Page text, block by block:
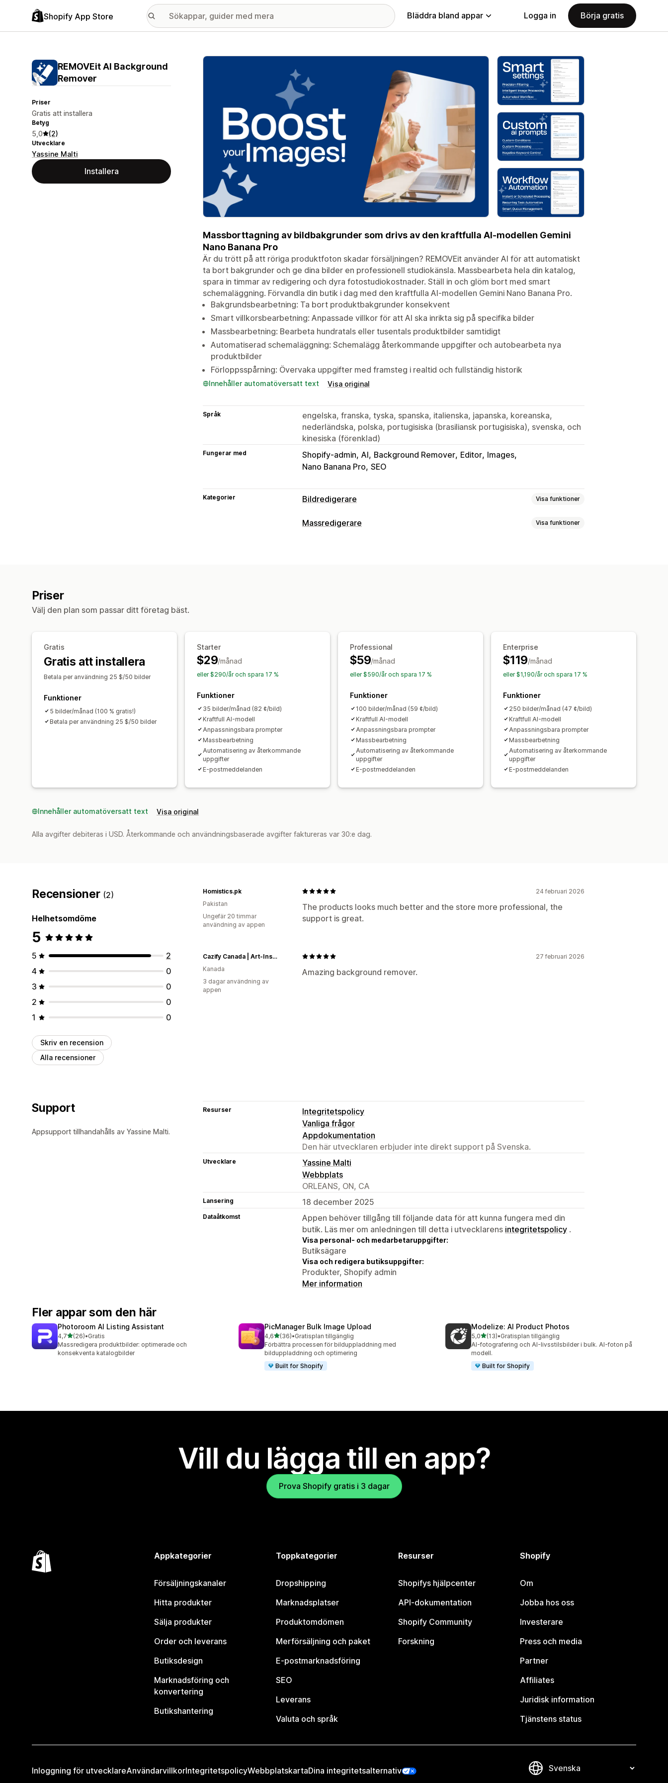
Shopify App Store Bläddra bland appar Logga in Börja gratis
REMOVEit AI Background
Remover
Priser
Gratis att installera
Betyg
5,0 (2)
Utvecklare
Yassine Malti
Installera
Galleri med utvalda bilder
Massborttagning av bildbakgrunder som drivs av den kraftfulla AI-modellen Gemini
Nano Banana Pro
Är du trött på att röriga produktfoton skadar försäljningen? REMOVEit använder AI för att automatiskt
ta bort bakgrunder och ge dina bilder en professionell studiokänsla. Massbearbeta hela din katalog,
spara in timmar av redigering och dyra fotostudiokostnader. Ställ in och glöm bort med smart
schemaläggning. Förvandla din butik i dag med den kraftfulla AI-modellen Gemini Nano Banana Pro.
Bakgrundsbearbetning: Ta bort produktbakgrunder konsekvent
Smart villkorsbearbetning: Anpassade villkor för att AI ska inrikta sig på specifika bilder
Massbearbetning: Bearbeta hundratals eller tusentals produktbilder samtidigt
Automatiserad schemaläggning: Schemalägg återkommande uppgifter och autobearbeta nya
produktbilder
Förloppsspårning: Övervaka uppgifter med framsteg i realtid och fullständig historik
Innehåller automatöversatt text Visa original
Språk
engelska, franska, tyska, spanska, italienska, japanska, koreanska,
nederländska, polska, portugisiska (brasiliansk portugisiska), svenska, och
kinesiska (förenklad)
Fungerar med Shopify-admin AI Background Remover Editor Images
Nano Banana Pro SEO
Kategorier Bildredigerare Visa funktioner
Bildoptimering
Massredigerare Visa funktioner
Priser
Välj den plan som passar ditt företag bäst.
Gratis
Gratis att installera
Betala per användning 25 $/50 bilder
Funktioner
5 bilder/månad (100 % gratis!)
Betala per användning 25 $/50 bilder
Starter
$29/månad
eller $290/år och spara 17 %
Funktioner
35 bilder/månad (82 ¢/bild)
Kraftfull AI-modell
Anpassningsbara prompter
Massbearbetning
Automatisering av återkommande
uppgifter
E-postmeddelanden
Professional
$59/månad
eller $590/år och spara 17 %
Funktioner
100 bilder/månad (59 ¢/bild)
Kraftfull AI-modell
Anpassningsbara prompter
Massbearbetning
Automatisering av återkommande
uppgifter
E-postmeddelanden
Enterprise
$119/månad
eller $1,190/år och spara 17 %
Funktioner
250 bilder/månad (47 ¢/bild)
Kraftfull AI-modell
Anpassningsbara prompter
Massbearbetning
Automatisering av återkommande
uppgifter
E-postmeddelanden
Innehåller automatöversatt text Visa original
Alla avgifter debiteras i USD. Återkommande och användningsbaserade avgifter faktureras var 30:e dag.
Recensioner (2)
Helhetsomdöme
5
5
2
4
0
3
0
2
0
1
0
Skriv en recension
Alla recensioner
24 februari 2026
The products looks much better and the store more professional, the
support is great.
Homistics.pk
Pakistan
Ungefär 20 timmar
användning av appen
27 februari 2026
Amazing background remover.
Cazify Canada | Art-Inspired iPhone Cases, Uniquely You!
Kanada
3 dagar användning av
appen
Support
Appsupport tillhandahålls av Yassine Malti.
Resurser
Integritetspolicy
Vanliga frågor
Appdokumentation
Den här utvecklaren erbjuder inte direkt support på Svenska.
Utvecklare
Yassine Malti
Webbplats
ORLEANS, ON, CA
Lansering 18 december 2025
Dataåtkomst
Appen behöver tillgång till följande data för att kunna fungera med din
butik. Läs mer om anledningen till detta i utvecklarens integritetspolicy .
Visa personal- och medarbetaruppgifter:
Butiksägare
Visa och redigera butiksuppgifter:
Produkter, Shopify admin
Mer information
Fler appar som den här
Photoroom AI Listing Assistant
4,7av 5 stjärnor
(26)
26 recensioner totalt
•Gratis
Massredigera produktbilder: optimerade och
konsekventa katalogbilder
PicManager Bulk Image Upload
4,6av 5 stjärnor
(36)
36 recensioner totalt
•Gratisplan tillgänglig
Förbättra processen för bilduppladdning med
bilduppladdning och optimering
Built for Shopify
Modelize: AI Product Photos
5,0av 5 stjärnor
(13)
13 recensioner totalt
•Gratisplan tillgänglig
AI-fotografering och AI-livsstilsbilder i bulk. AI-foton på
modell.
Built for Shopify
Vill du lägga till en app?
Prova Shopify gratis i 3 dagar
Appkategorier
Försäljningskanaler
Hitta produkter
Sälja produkter
Order och leverans
Butiksdesign
Marknadsföring och
konvertering
Butikshantering
Toppkategorier
Dropshipping
Marknadsplatser
Produktomdömen
Merförsäljning och paket
E-postmarknadsföring
SEO
Leverans
Valuta och språk
Resurser
Shopifys hjälpcenter
API-dokumentation
Shopify Community
Forskning
Shopify
Om
Jobba hos oss
Investerare
Press och media
Partner
Affiliates
Juridisk information
Tjänstens status
Inloggning för utvecklareAnvändarvillkorIntegritetspolicyWebbplatskartaDina integritetsalternativ